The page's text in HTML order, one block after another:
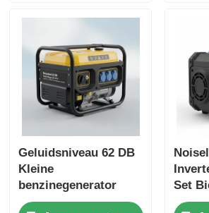
Geluidsniveau 62 DB
Kleine
benzinegenerator
Nomenclatuurspannin
Set